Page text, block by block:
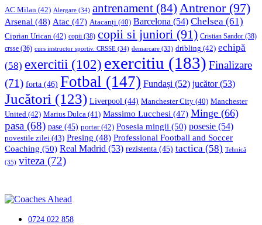
AC Milan (42) Alergare (34) antrenament (84) Antrenor(97)
Arsenal (48) Atac (47) Atacanți (40) Barcelona (54) Chelsea (61)
Ciprian Urican (42) copii (38) copii si juniori (91) Cristian Sandor (38)
crsse (36) curs instructor sportiv. CRSSE (34) demarcare (33) dribling (42) echipă
(58) exercitii (102) exercitiu (183) Finalizare
(71) forta (46) Fotbal (147) Fundași (52) jucător(53)
Jucători (123) Liverpool (44) Manchester City (40) Manchester
United (42) Marius Dulca (41) Massimo Lucchesi (47) Minge (66)
pasa (68) pase (45) portar(42) Posesia mingii (50) posesie (54)
povestile zilei (43) Presing (48) Professional Football and Soccer
Coaching (50) Real Madrid (53) rezistenta (45) tactica (58) Tehnică
(35) viteza (72)
0724 022 858